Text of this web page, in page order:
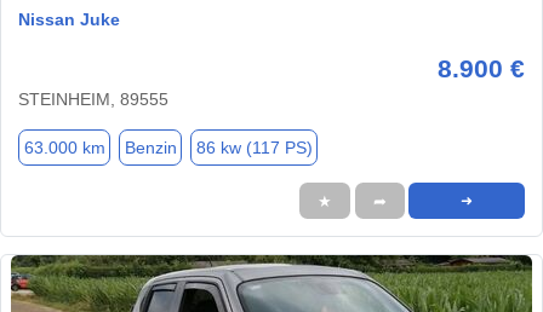
Nissan Juke
8.900 €
STEINHEIM, 89555
63.000 km Benzin 86 kw (117 PS)
★ ➦ ➜